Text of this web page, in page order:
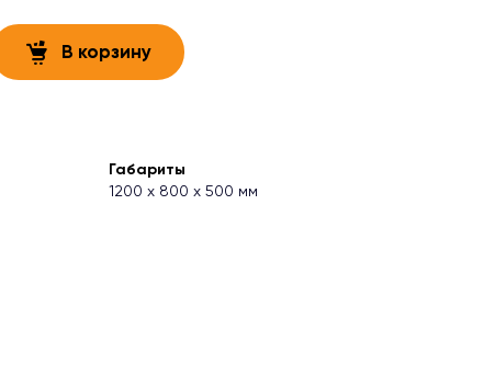
В корзину
Габариты
1200 х 800 х 500 мм